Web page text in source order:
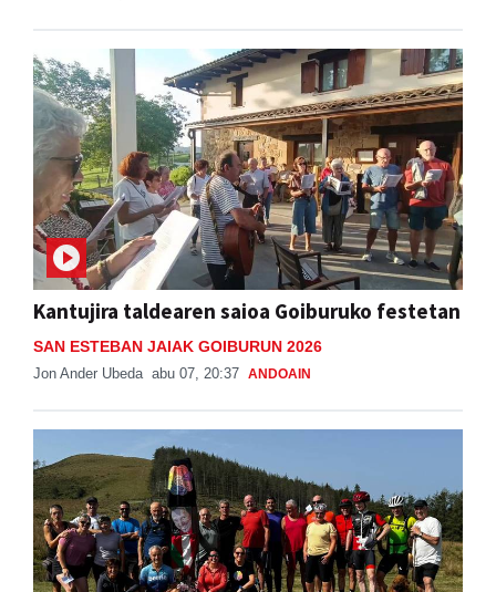
Kantujira taldearen saioa Goiburuko festetan
SAN ESTEBAN JAIAK GOIBURUN 2026
Jon Ander Ubeda abu 07, 20:37 ANDOAIN